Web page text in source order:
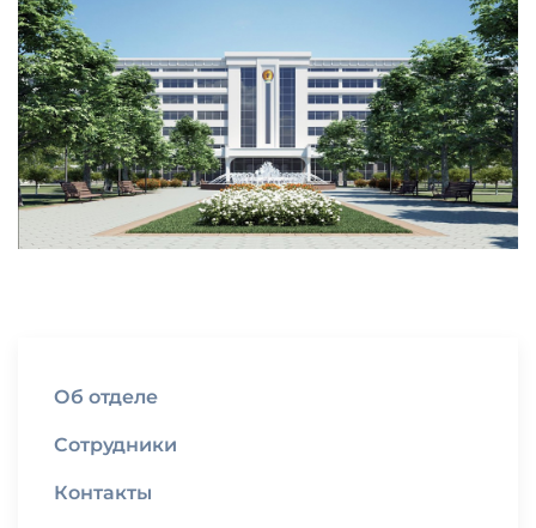
Об отделе
Сотрудники
Контакты